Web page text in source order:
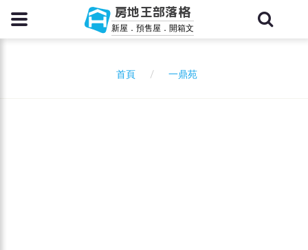
房地王部落格
新屋．預售屋．開箱文
首頁 一鼎苑